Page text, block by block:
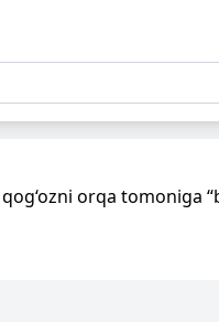
orqa tomoniga